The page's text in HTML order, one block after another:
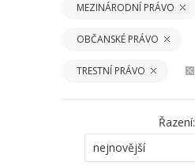
MEZINÁRODNÍ PRÁVO
OBČANSKÉ PRÁVO
TRESTNÍ PRÁVO
Řazení:
nejnovější